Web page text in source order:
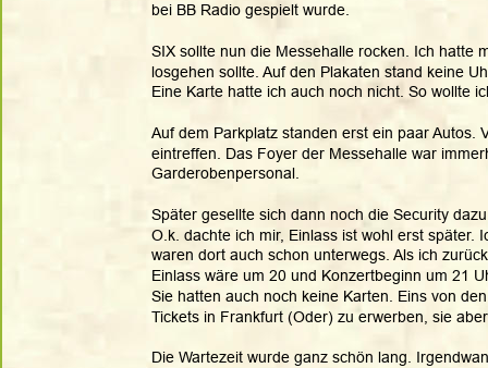
bei BB Radio gespielt wurde.
SIX sollte nun die Messehalle rocken. Ich hatte
losgehen sollte. Auf den Plakaten stand keine
Eine Karte hatte ich auch noch nicht. So wollte
Auf dem Parkplatz standen erst ein paar
eintreffen. Das Foyer der Messehalle war
Garderobenpersonal.
Später gesellte sich dann noch die Security
O.k. dachte ich mir, Einlass ist wohl erst
waren dort auch schon unterwegs. Als ich
Einlass wäre um 20 und Konzertbeginn um 21
Sie hatten auch noch keine Karten. Eins von
Tickets in Frankfurt (Oder) zu erwerben, sie
Die Wartezeit wurde ganz schön lang.